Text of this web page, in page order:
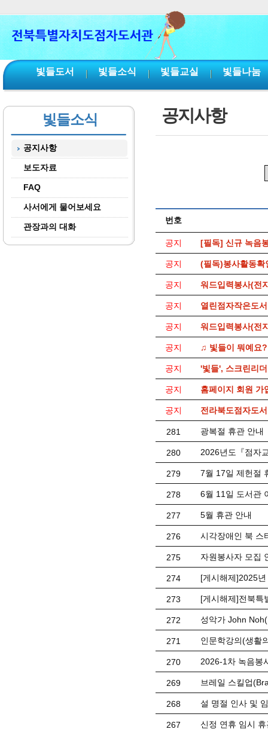
빛들도서 빛들소식 빛들교실 빛들나눔
빛들소식
공지사항
보도자료
FAQ
사서에게 물어보세요
관장과의 대화
공지사항
번호
공지 [필독] 신규 녹음
공지 (필독)봉사활동확
공지 워드입력봉사(전
공지 열린점자작은도
공지 워드입력봉사(전
공지 ♫ 빛들이 뭐예요?
공지 '빛들', 스크린리
공지 홈페이지 회원 가
공지 전라북도점자도
281 광복절 휴관 안내
280 2026년도『점자
279 7월 17일 제헌절
278 6월 11일 도서관
277 5월 휴관 안내
276 시각장애인 북 스
275 자원봉사자 모집
274 [게시해제]2025
273 [게시해제]전북특
272 성악가 John
271 인문학강의(생활
270 2026-1차 녹음봉
269 브레일 스킬업
268 설 명절 인사 및
267 신정 연휴 임시